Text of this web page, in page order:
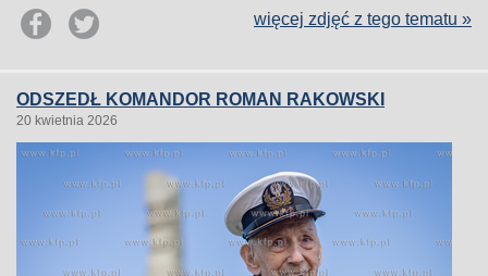
więcej zdjęć z tego tematu »
ODSZEDŁ KOMANDOR ROMAN RAKOWSKI
20 kwietnia 2026